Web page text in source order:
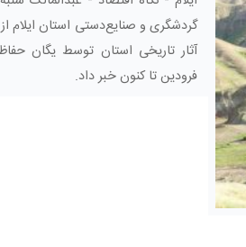
آثار تاریخی استان توسط یگان
فرودین تا کنون خبر داد.